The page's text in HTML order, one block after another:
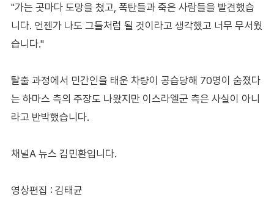
"가는 곳마다 도망을 쳤고, 폭탄들과 죽은 사람들을 발견했습
니다. 언젠가 나도 그들처럼 될 것이라고 생각했고 너무 무서웠
습니다."
탈출 과정에서 민간인을 태운 차량이 공습당해 70명이 숨졌다
는 하마스 측의 주장도 나왔지만 이스라엘군 측은 사실이 아니
라고 반박했습니다.
채널A 뉴스 김민환입니다.
영상편집 : 김태균